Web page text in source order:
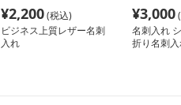
¥2,200(税込)
ビジネス上質レザー名刺
入れ
¥3,000
名刺入れ
折り名刺